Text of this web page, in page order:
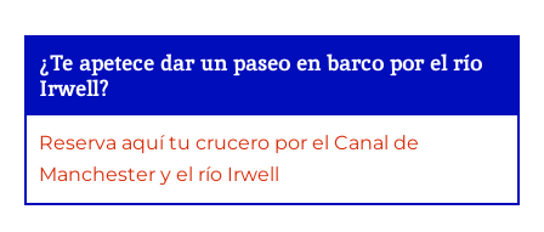
¿Te apetece dar un paseo en barco por el río
Irwell?
Reserva aquí tu crucero por el Canal de
Manchester y el río Irwell